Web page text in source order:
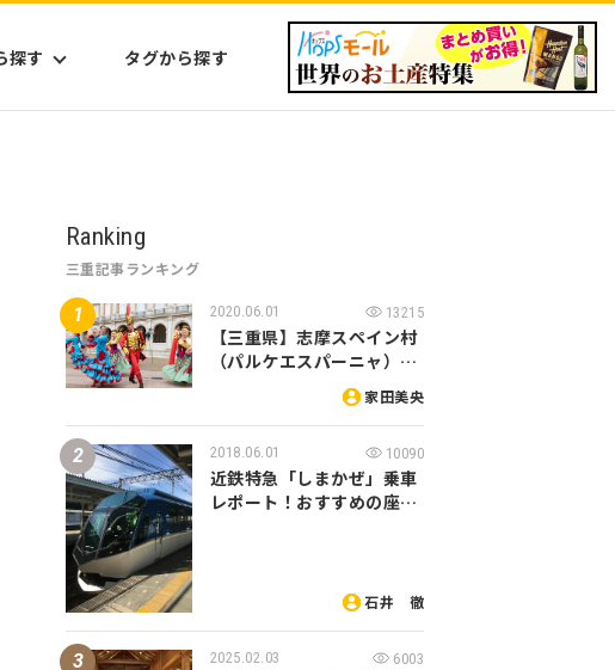
探す タグから探す
Ranking
三重記事ランキング
2020.06.01 13215
【三重県】志摩スペイン村
（パルケエスパーニャ）…
家田美央
2018.06.01 10090
近鉄特急「しまかぜ」乗車
レポート！おすすめの座…
石井 徹
2025.02.03 6003